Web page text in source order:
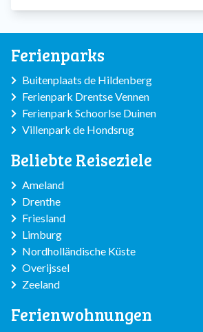
Ferienparks
Buitenplaats de Hildenberg
Ferienpark Drentse Vennen
Ferienpark Schoorlse Duinen
Villenpark de Hondsrug
Beliebte Reiseziele
Ameland
Drenthe
Friesland
Limburg
Nordholländische Küste
Overijssel
Zeeland
Ferienwohnungen